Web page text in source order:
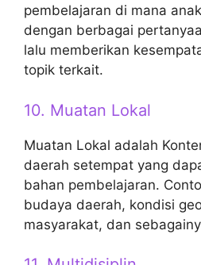
pembelajaran di mana
dengan berbagai
lalu memberikan
topik terkait.
10. Muatan Lokal
Muatan Lokal adalah
daerah setempat yang
bahan pembelajaran.
budaya daerah, kondisi
masyarakat, dan